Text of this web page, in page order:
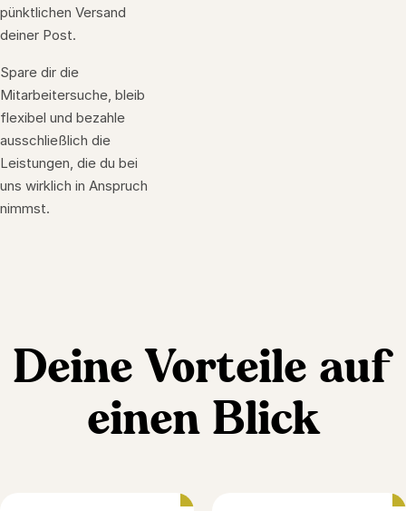
pünktlichen Versand
deiner Post.
Spare dir die
Mitarbeitersuche, bleib
flexibel und bezahle
ausschließlich die
Leistungen, die du bei
uns wirklich in Anspruch
nimmst.
Deine Vorteile auf
einen Blick